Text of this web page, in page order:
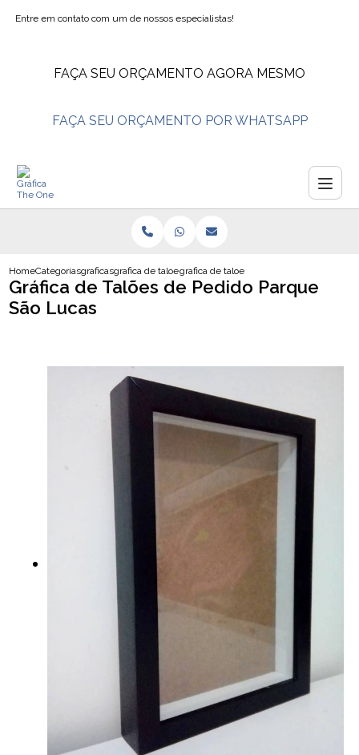
Entre em contato com um de nossos especialistas!
FAÇA SEU ORÇAMENTO AGORA MESMO
FAÇA SEU ORÇAMENTO POR WHATSAPP
HomeCategoriasgraficasgrafica de taloes de pedidografica de taloes de pedido parque sao
Gráfica de Talões de Pedido Parque
São Lucas